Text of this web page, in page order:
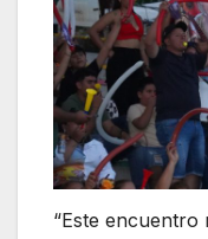
“Este encuentro